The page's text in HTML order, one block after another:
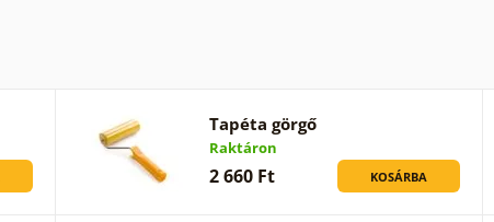
Tapéta görgő
Raktáron
2 660 Ft KOSÁRBA